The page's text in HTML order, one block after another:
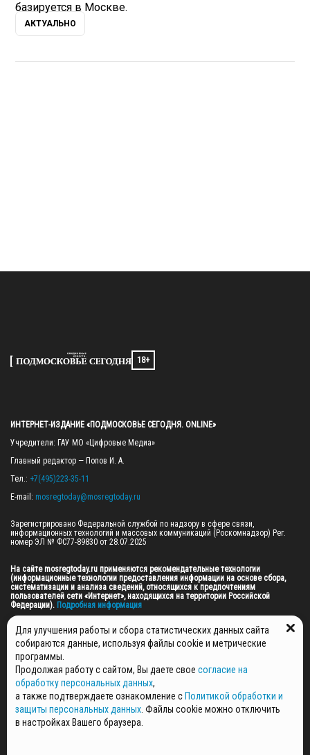
базируется в Москве.
АКТУАЛЬНО
18+
ИНТЕРНЕТ-ИЗДАНИЕ «ПОДМОСКОВЬЕ СЕГОДНЯ. ONLINE»
Учредители: ГАУ МО «Цифровые Медиа»
Главный редактор — Попов И. А.
Тел.: +7(495)223-35-11
E-mail: mosregtoday@mosregtoday.ru
Зарегистрировано Федеральной службой по надзору в сфере связи,
информационных технологий и массовых коммуникаций (Роскомнадзор) Рег.
номер ЭЛ № ФС77-89830 от 28.07.2025
На сайте mosregtoday.ru применяются рекомендательные технологии
(информационные технологии предоставления информации на основе сбора,
систематизации и анализа сведений, относящихся к предпочтениям
пользователей сети «Интернет», находящихся на территории Российской
Федерации). Подробная информация
© 2026 ПРАВА НА ВСЕ МАТЕРИАЛЫ САЙТА ПРИНАДЛЕЖАТ ГАУ МО "ЦИФРОВЫЕ
МЕДИА" (ОГРН: 1255000059467).
ПОЛИТИКА ОБРАБОТКИ И ЗАЩИТЫ ПЕРСОНАЛЬНЫХ ДАННЫХ
НОВОСТИ
ГАЗЕТЫ
РЕКЛАМОДАТЕЛЯМ
Для улучшения работы и сбора статистических данных сайта
собираются данные, используя файлы cookie и метрические
программы.
Продолжая работу с сайтом, Вы даете свое согласие на
обработку персональных данных,
а также подтверждаете ознакомление с Политикой обработки и
защиты персональных данных . Файлы cookie можно отключить
в настройках Вашего браузера.